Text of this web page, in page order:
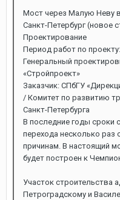
Мост через Малую Неву
Санкт-Петербург (новое
Проектирование
Период работ по
Генеральный
«Стройпроект»
Заказчик: СПбГУ
/ Комитет по развитию
Санкт-Петербурга
В последние годы сроки
перехода несколько
причинам. В настоящий
будет построен к
Участок строительства
Петроградскому и